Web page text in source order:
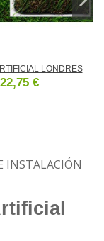
LONDRES
22,75 €
INSTALACIÓN